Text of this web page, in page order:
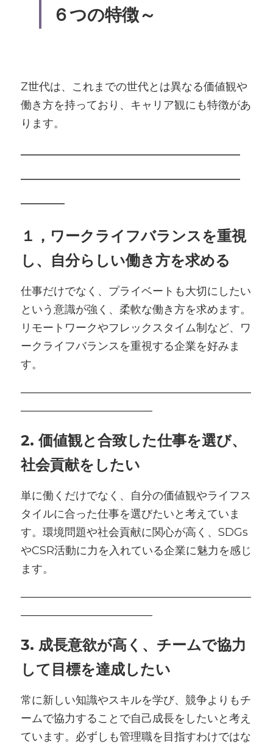
６つの特徴～
Z世代は、これまでの世代とは異なる価値観や
働き方を持っており、キャリア観にも特徴があ
ります。
―――――――――――――――
―――――――――――――――
―――
１，ワークライフバランスを重視
し、自分らしい働き方を求める
仕事だけでなく、プライベートも大切にしたい
という意識が強く、柔軟な働き方を求めます。
リモートワークやフレックスタイム制など、ワ
ークライフバランスを重視する企業を好みま
す。
―――――――――――――――――――――
――――――――――――
2. 価値観と合致した仕事を選び、
社会貢献をしたい
単に働くだけでなく、自分の価値観やライフス
タイルに合った仕事を選びたいと考えていま
す。環境問題や社会貢献に関心が高く、SDGs
やCSR活動に力を入れている企業に魅力を感じ
ます。
―――――――――――――――――――――
――――――――――――
3. 成長意欲が高く、チームで協力
して目標を達成したい
常に新しい知識やスキルを学び、競争よりもチ
ームで協力することで自己成長をしたいと考え
ています。必ずしも管理職を目指すわけではな